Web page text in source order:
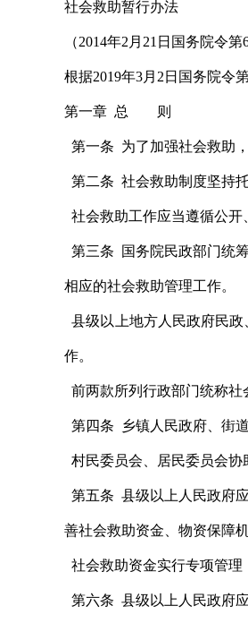
社会救助暂行办法
（2014年2月21日国务院令
根据2019年3月2日国务院令
第一章 总 则
第一条 为了加强社会救助
第二条 社会救助制度坚持
社会救助工作应当遵循公开
第三条 国务院民政部门统
相应的社会救助管理工作。
县级以上地方人民政府民
作。
前两款所列行政部门统称社
第四条 乡镇人民政府、街
村民委员会、居民委员会协
第五条 县级以上人民政府
善社会救助资金、物资保障
社会救助资金实行专项管理
第六条 县级以上人民政府